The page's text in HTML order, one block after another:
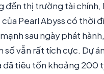
đến thị trường tài chính,
của Pearl Abyss có thời
sau ngày phát
số vẫn rất tích cực. Dự
đã tiêu tốn khoảng 200